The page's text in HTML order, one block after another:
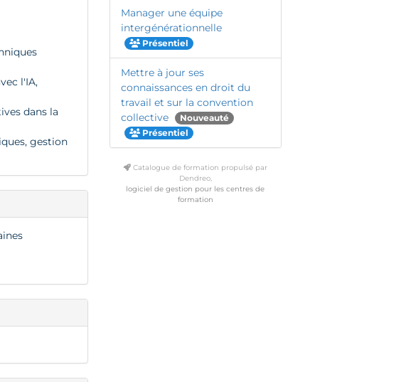
l'IA,
dans la
gestion
Manager une équipe
intergénérationnelle
Présentiel
Mettre à jour ses
connaissances en droit du
travail et sur la convention
collective
Nouveauté
Présentiel
Catalogue de formation propulsé par
Dendreo,
logiciel de gestion pour les centres de
formation